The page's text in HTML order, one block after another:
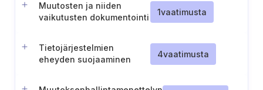
Muutosten ja niiden
vaikutusten dokumentointi
1vaatimusta
Tietojärjestelmien
eheyden suojaaminen
4vaatimusta